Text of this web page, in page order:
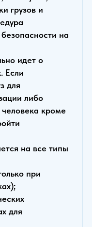
грузов и
на
идет о
Если
для
либо
человека кроме
на все типы
при
для